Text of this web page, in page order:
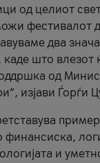
од целиот
фестивалот
два
што влезот
од
изјави Ѓорѓи
и